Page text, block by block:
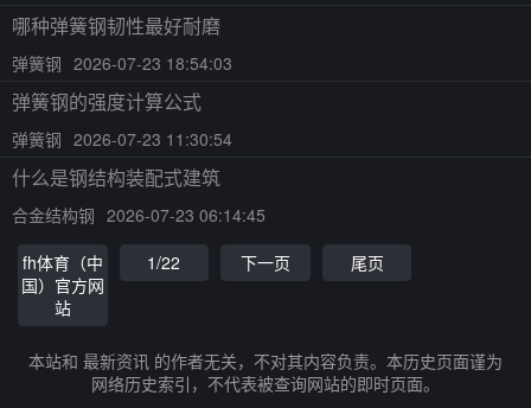
哪种弹簧钢韧性最好耐磨
弹簧钢 2026-07-23 18:54:03
弹簧钢的强度计算公式
弹簧钢 2026-07-23 11:30:54
什么是钢结构装配式建筑
合金结构钢 2026-07-23 06:14:45
fh体育（中
国）官方网
站
1/22 下一页 尾页
本站和 最新资讯 的作者无关，不对其内容负责。本历史页面谨为
网络历史索引，不代表被查询网站的即时页面。